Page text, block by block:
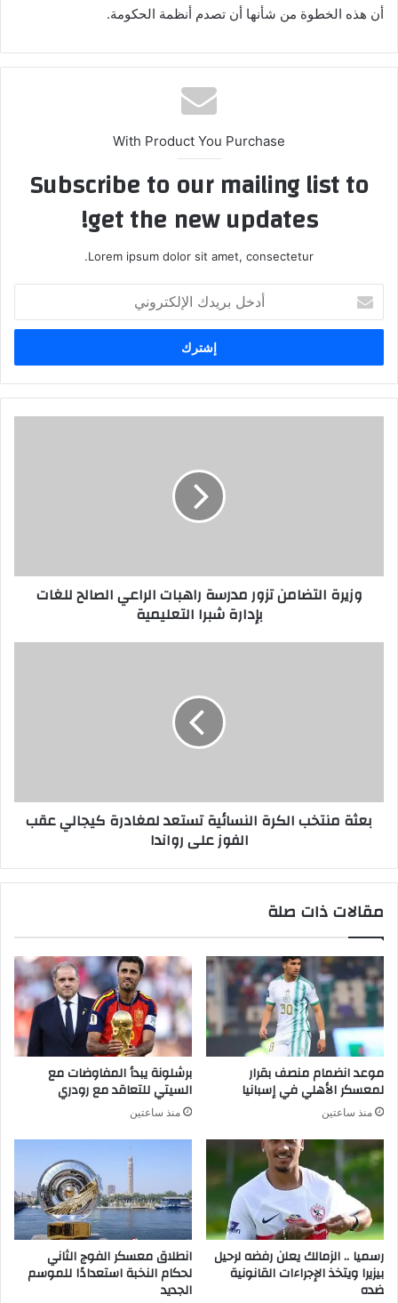
أن هذه الخطوة من شأنها أن تصدم أنظمة الحكومة.
With Product You Purchase
Subscribe to our mailing list to
get the new updates!
Lorem ipsum dolor sit amet, consectetur.
بريدك
الإلكتروني
وزيرة التضامن تزور مدرسة راهبات الراعي الصالح للغات
بإدارة شبرا التعليمية
بعثة منتخب الكرة النسائية تستعد لمغادرة كيجالي عقب
الفوز على رواندا
مقالات ذات صلة
موعد انضمام منصف بقرار
لمعسكر الأهلي في إسبانيا
منذ ساعتين
برشلونة يبدأ المفاوضات مع
السيتي للتعاقد مع رودري
منذ ساعتين
رسميا .. الزمالك يعلن رفضه لرحيل
بيزيرا ويتخذ الإجراءات القانونية
ضده
انطلاق معسكر الفوج الثاني
لحكام النخبة استعدادًا للموسم
الجديد